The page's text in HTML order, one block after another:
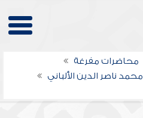
محاضرات مفرغة
محمد ناصر الدين الألباني